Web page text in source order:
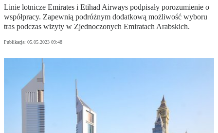
Linie lotnicze Emirates i Etihad Airways podpisały porozumienie o
współpracy. Zapewnią podróżnym dodatkową możliwość wyboru
tras podczas wizyty w Zjednoczonych Emiratach Arabskich.
Publikacja: 05.05.2023 09:48